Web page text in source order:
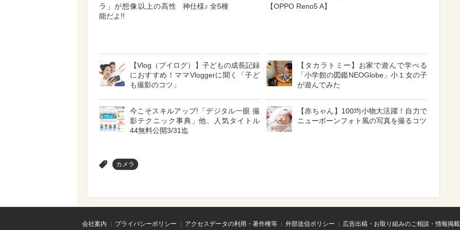
ラ」が想像以上の高性
能だよ!!
神仕様♪ 全5種
【OPPO Reno5 A】
【Vlog（ブイログ）】子どもの成長記録
におすすめ！ママVloggerに聞く「子ど
も撮影のコツ」
【タカラトミー】お家で遊んで学べる
「小学館の図鑑NEOGlobe」小１女の子
が遊んでみた
今こそスキルアップ!「デジタル一眼 撮
影テクニック事典」他、人気タイトル
44無料公開3/31迄
【赤ちゃん】100均小物大活躍！自力で
ニューボーンフォト風の写真を撮るコツ
カメラ
会社案内 プライバシーポリシー アクセスデータの利用・著作権等 外部送信ポリシー 広告出稿・お取り組みのご相談・情報掲